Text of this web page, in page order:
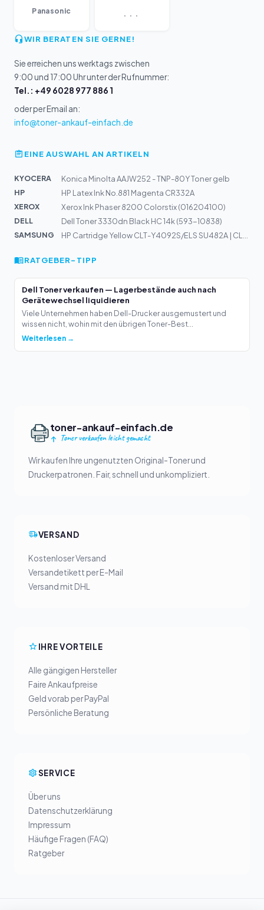
Panasonic ...
WIR BERATEN SIE GERNE!
Sie erreichen uns werktags zwischen
9:00 und 17:00 Uhr unter der Rufnummer:
Tel.: +49 6028 977 886 1
oder per Email an:
info@toner-ankauf-einfach.de
EINE AUSWAHL AN ARTIKELN
KYOCERA
Konica Minolta AAJW252 - TNP-80Y Toner gelb
HP
HP Latex Ink No.881 Magenta CR332A
XEROX
Xerox Ink Phaser 8200 Colorstix (016204100)
DELL
Dell Toner 3330dn Black HC 14k (593-10838)
SAMSUNG
RATGEBER-TIPP
Dell Toner verkaufen — Lagerbestände auch nach
Gerätewechsel liquidieren
Viele Unternehmen haben Dell-Drucker ausgemustert und
wissen nicht, wohin mit den übrigen Toner-Best...
Weiterlesen →
toner-ankauf-einfach.de
Toner verkaufen leicht gemacht
Wir kaufen Ihre ungenutzten Original-Toner und
Druckerpatronen. Fair, schnell und unkompliziert.
VERSAND
Kostenloser Versand
Versandetikett per E-Mail
Versand mit DHL
IHRE VORTEILE
Alle gängigen Hersteller
Faire Ankaufpreise
Geld vorab per PayPal
Persönliche Beratung
SERVICE
Über uns
Datenschutzerklärung
Impressum
Häufige Fragen (FAQ)
Ratgeber